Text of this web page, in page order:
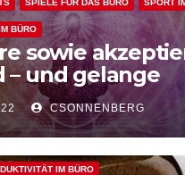
SPIELE FÜR DAS BÜRO SPORT
BÜRO
sowie
– und gelange
in den perfekten
CSONNENBERG
IM BÜRO